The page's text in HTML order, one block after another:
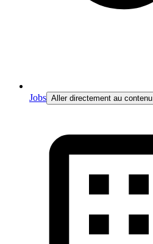
Jobs Aller directement au contenu